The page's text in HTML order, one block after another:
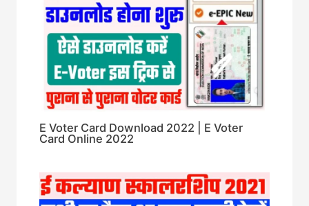
E Voter Card Download 2022 | E Voter
Card Online 2022